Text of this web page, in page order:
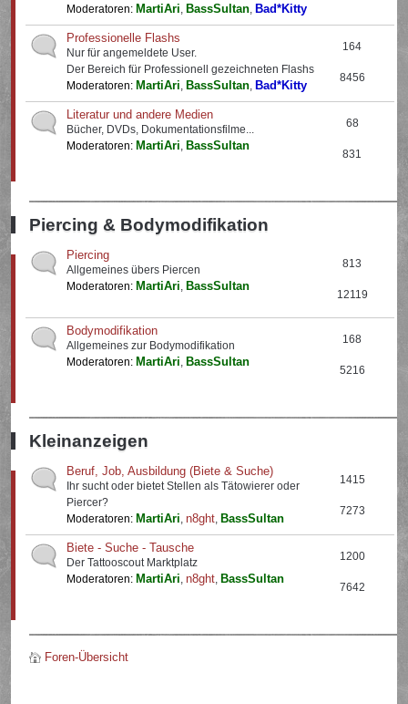
Moderatoren: MartiAri, BassSultan, Bad*Kitty
Professionelle Flashs
Nur für angemeldete User.
Der Bereich für Professionell gezeichneten Flashs
Moderatoren: MartiAri, BassSultan, Bad*Kitty
164
8456
Literatur und andere Medien
Bücher, DVDs, Dokumentationsfilme...
Moderatoren: MartiAri, BassSultan
68
831
Piercing & Bodymodifikation
Piercing
Allgemeines übers Piercen
Moderatoren: MartiAri, BassSultan
813
12119
Bodymodifikation
Allgemeines zur Bodymodifikation
Moderatoren: MartiAri, BassSultan
168
5216
Kleinanzeigen
Beruf, Job, Ausbildung (Biete & Suche)
Ihr sucht oder bietet Stellen als Tätowierer oder
Piercer?
Moderatoren: MartiAri,n8ght, BassSultan
1415
7273
Biete - Suche - Tausche
Der Tattooscout Marktplatz
Moderatoren: MartiAri,n8ght, BassSultan
1200
7642
Foren-Übersicht